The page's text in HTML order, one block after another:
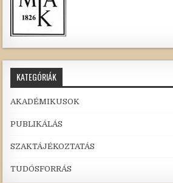
KATEGÓRIÁK
AKADÉMIKUSOK
PUBLIKÁLÁS
SZAKTÁJÉKOZTATÁS
TUDÓSFORRÁS